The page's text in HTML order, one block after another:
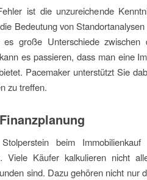
ist die unzureichende
Bedeutung von
große Unterschiede zwischen
es passieren, dass man eine
Pacemaker unterstützt Sie
zu treffen.
beim
Viele Käufer kalkulieren nicht
sind. Dazu gehören nicht nur